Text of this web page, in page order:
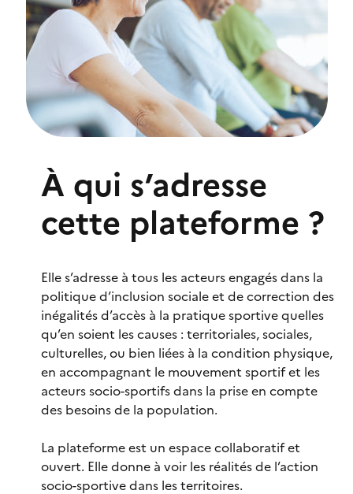
À qui s’adresse
cette plateforme ?
Elle s’adresse à tous les acteurs engagés dans la
politique d’inclusion sociale et de correction des
inégalités d’accès à la pratique sportive quelles
qu’en soient les causes : territoriales, sociales,
culturelles, ou bien liées à la condition physique,
en accompagnant le mouvement sportif et les
acteurs socio-sportifs dans la prise en compte
des besoins de la population.
La plateforme est un espace collaboratif et
ouvert. Elle donne à voir les réalités de l’action
socio-sportive dans les territoires.